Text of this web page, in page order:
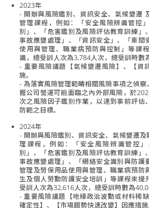
2023年
- 開辦與風險鑑別、資訊安全、氣候變遷
管理課程，例如：「安全風險辨識管控
別」、「危害鑑別及風險評估教育訓練」
事故應變處理」、「資訊安全」、「車間
使用與管理、職業病預防與控制」等課
識，總受訓人次為3,784人次，總受訓時數
- 重要風險議題【氣候變遷風險】、【資
施。
- 為落實風險管理範疇相關風險事項之偵察
握公司營運可能面臨之內外部風險，於
次之風險因子鑑別作業，以達到事前評估
防範之目標。
2024年
- 開辦與風險鑑別、資訊安全、氣候變遷及
理課程，例如：「安全風險辨識管控
別」、「危害鑑別及風險評估教育訓練」
事故應變處理」、「網絡安全識別與防護
管理及勞保用品使用與管理、職業病預防
生及個人勞動防護安全培訓」等課程來提
受訓人次為32,616人次，總受訓時數為
- 重要風險議題【地緣政治波動或材料稀
確定性】、【市場趨勢快速改變】因應措施